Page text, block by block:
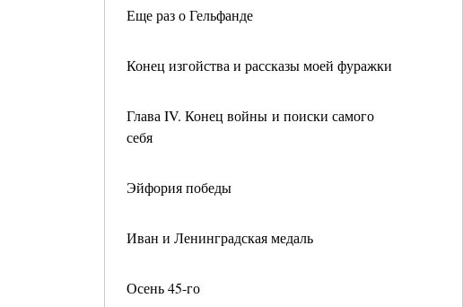
Еще раз о Гельфанде
Конец изгойства и рассказы моей фуражки
Глава IV. Конец войны и поиски самого
себя
Эйфория победы
Иван и Ленинградская медаль
Осень 45-го